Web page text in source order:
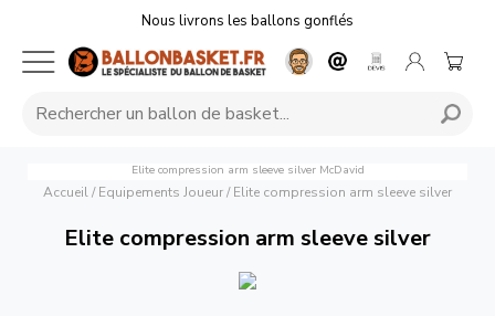
Nous livrons les ballons gonflés
Elite compression arm sleeve silver McDavid
Accueil/ Equipements Joueur/ Elite compression arm sleeve silver
Elite compression arm sleeve silver